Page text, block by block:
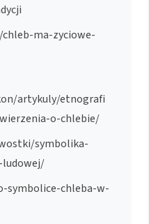
ma-zyciowe-
artykuly/etnografi
o-chlebie/
symbolika-
symbolice-chleba-w-